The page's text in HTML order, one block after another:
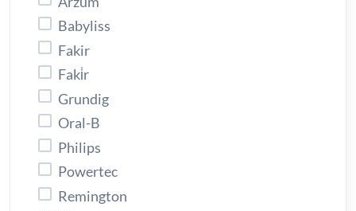
Babyliss
Fakir
Faki̇r
Grundig
Oral-B
Philips
Powertec
Remington